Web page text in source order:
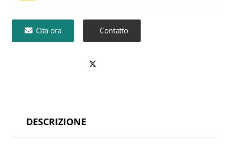
Cita ora Contatto
DESCRIZIONE